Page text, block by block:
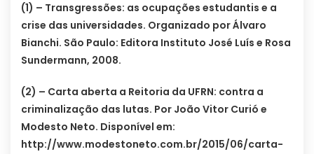
(1) – Transgressões: as ocupações estudantis e a
crise das universidades. Organizado por Álvaro
Bianchi. São Paulo: Editora Instituto José Luís e Rosa
Sundermann, 2008.
(2) – Carta aberta a Reitoria da UFRN: contra a
criminalização das lutas. Por João Vitor Curió e
Modesto Neto. Disponível em:
http://www.modestoneto.com.br/2015/06/carta-